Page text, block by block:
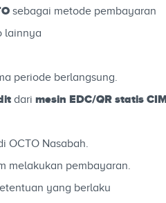
sebagai metode pembayaran
lainnya
periode berlangsung.
dari mesin EDC/QR statis
OCTO Nasabah.
melakukan pembayaran.
yang berlaku